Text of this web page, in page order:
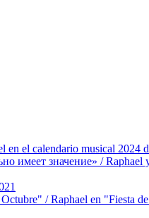
en el calendario musical 2024
имеет значение» /
/ Raphael en "Fiesta